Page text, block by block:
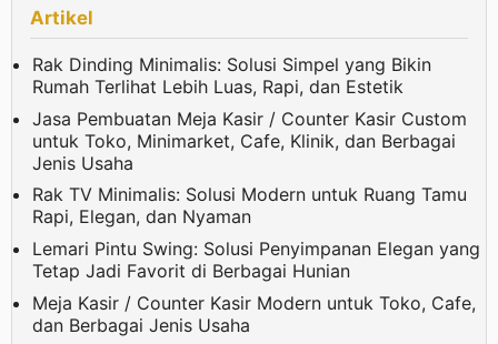
Artikel
Rak Dinding Minimalis: Solusi Simpel yang Bikin
Rumah Terlihat Lebih Luas, Rapi, dan Estetik
Jasa Pembuatan Meja Kasir / Counter Kasir Custom
untuk Toko, Minimarket, Cafe, Klinik, dan Berbagai
Jenis Usaha
Rak TV Minimalis: Solusi Modern untuk Ruang Tamu
Rapi, Elegan, dan Nyaman
Lemari Pintu Swing: Solusi Penyimpanan Elegan yang
Tetap Jadi Favorit di Berbagai Hunian
Meja Kasir / Counter Kasir Modern untuk Toko, Cafe,
dan Berbagai Jenis Usaha